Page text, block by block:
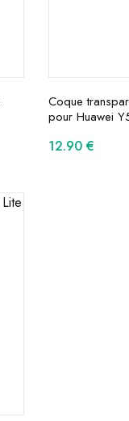
Coque
pour Huawei
12.90 €